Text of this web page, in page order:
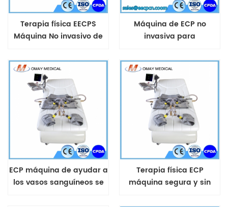
Terapia física EECPS
Máquina No invasivo de
corazón
Máquina de ECP no
invasiva para
cardiovasculares.
Tratamiento aprobado
por la FDA de EE. UU.
ECP máquina de ayudar a
los vasos sanguíneos se
Terapia física ECP
máquina segura y sin